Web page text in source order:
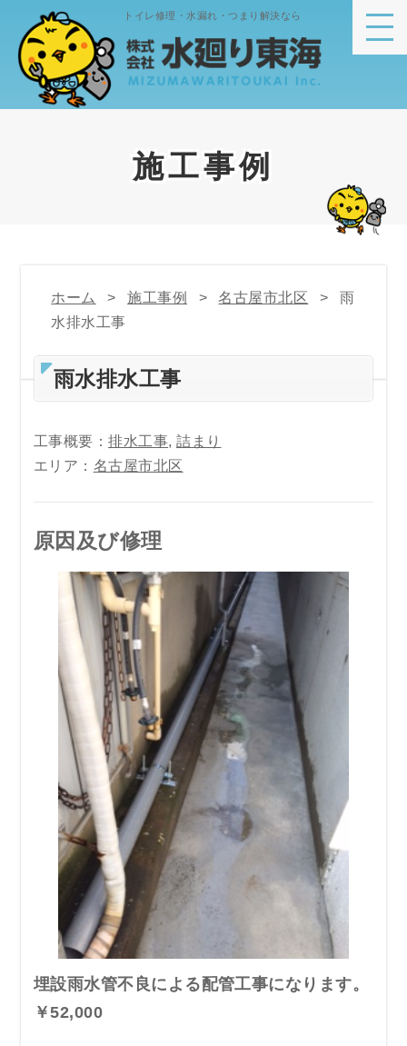
トイレ修理・水漏れ・つまり解決なら
施工事例
ホーム 施工事例 名古屋市北区
雨
水排水工事
雨水排水工事
工事概要：排水工事 ,詰まり
エリア： 名古屋市北区
原因及び修理
埋設雨水管不良による配管工事になります。
￥52,000